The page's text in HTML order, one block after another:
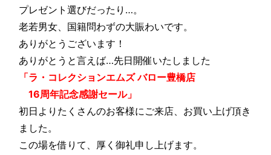
プレゼント選びだったり…。
老若男女、国籍問わずの大賑わいです。
ありがとうございます！
ありがとうと言えば…先日開催いたしました
「ラ・コレクションエムズ バロー豊橋店
16周年記念感謝セール」
初日よりたくさんのお客様にご来店、お買い上げ頂き
ました。
この場を借りて、厚く御礼申し上げます。